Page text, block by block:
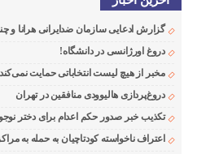
گزارش ادعایی سازمان ضدایرانی هرانا و
دروغ اورژانسی در دانشگاه!
مخبر از هیچ لیست انتخاباتی حمایت نمی‌کند
دروغ‌پردازی هالیوودی منافقین در تهران
تکذیب خبر صدور حکم اعدام برای دختر
اعتراف ناخواسته کودتاچیان به حمله به